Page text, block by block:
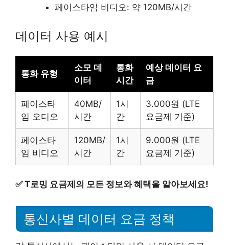
페이스타임 비디오: 약 120MB/시간
데이터 사용 예시
통화 유형
소모 데
이터
통화
시간
예상 데이터 요
금
페이스타
임 오디오
40MB/
시간
1시
간
3.000원 (LTE
요금제 기준)
페이스타
임 비디오
120MB/
시간
1시
간
9.000원 (LTE
요금제 기준)
✅T로밍 요금제의 모든 정보와 혜택을 알아보세요!
통신사별 데이터 요금 정책